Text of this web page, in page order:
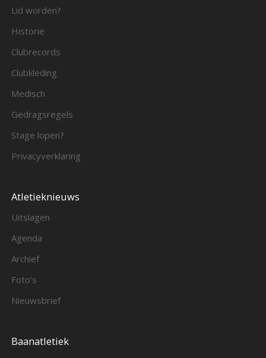
Lid worden?
Historie
Clubrecords
Clubkleding
Medisch
Gedragsregels
Stage lopen?
Privacyverklaring
Atletieknieuws
Uitslagen
Agenda
Archief
Foto’s
Nieuwsbrief
Baanatletiek